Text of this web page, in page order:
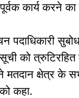
कार्य करने का
पदाधिकारी
को त्रुटिरहित
क्षेत्र के
कहा.